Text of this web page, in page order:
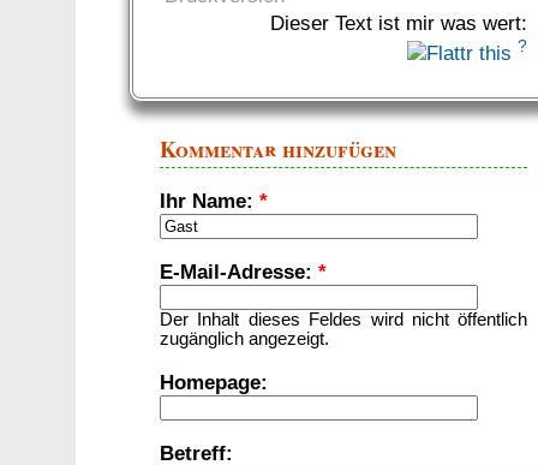
Dieser Text ist mir was wert:
?
Kommentar hinzufügen
Ihr Name: *
E-Mail-Adresse: *
Der Inhalt dieses Feldes wird nicht öffentlich
zugänglich angezeigt.
Homepage:
Betreff: